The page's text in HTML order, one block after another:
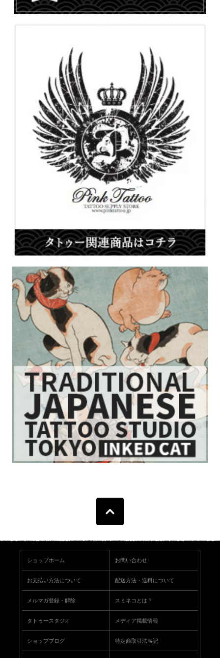
ショップホーム お問い合わせ
お支払い方法について 配送方法・送料について
メルマガ登録・解除 スミネコとは？
タトゥースタジオ メディア掲載情報
ショップブログ 特定商取引法表記